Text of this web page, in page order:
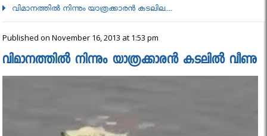
വിമാനത്തില്‍ നിന്നും യാത്രക്കാരന്‍ കടലില....
Published on November 16, 2013 at 1:53 pm
വിമാനത്തില്‍ നിന്നും യാത്രക്കാരന്‍ കടലില്‍ വീണു